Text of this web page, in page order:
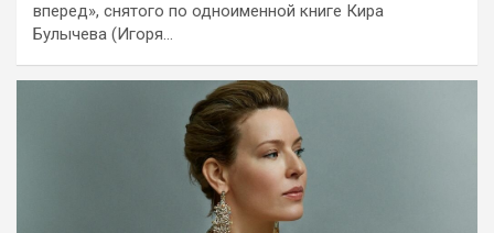
вперед», снятого по одноименной книге Кира
Булычева (Игоря…